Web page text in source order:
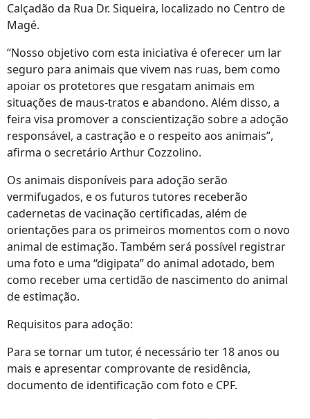
Calçadão da Rua Dr. Siqueira, localizado no Centro de
Magé.
“Nosso objetivo com esta iniciativa é oferecer um lar
seguro para animais que vivem nas ruas, bem como
apoiar os protetores que resgatam animais em
situações de maus-tratos e abandono. Além disso, a
feira visa promover a conscientização sobre a adoção
responsável, a castração e o respeito aos animais”,
afirma o secretário Arthur Cozzolino.
Os animais disponíveis para adoção serão
vermifugados, e os futuros tutores receberão
cadernetas de vacinação certificadas, além de
orientações para os primeiros momentos com o novo
animal de estimação. Também será possível registrar
uma foto e uma “digipata” do animal adotado, bem
como receber uma certidão de nascimento do animal
de estimação.
Requisitos para adoção:
Para se tornar um tutor, é necessário ter 18 anos ou
mais e apresentar comprovante de residência,
documento de identificação com foto e CPF.